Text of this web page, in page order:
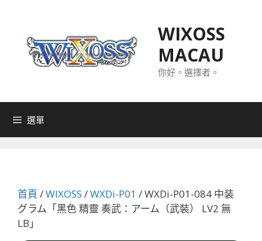
WIXOSS
MACAU
你好。選擇者。
選單
首頁 /WIXOSS /WXDi-P01 / WXDi-P01-084 中装
グラム「黑色 精靈 奏武：アーム（武裝） LV2 無
LB」